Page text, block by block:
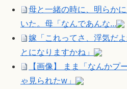
母と一緒の時に、明らか
いた。母「なんであんな...
嫁「これってさ、浮気だ
とになりますかね」
【画像】 まま「なんかプ
ゃ見られたw」